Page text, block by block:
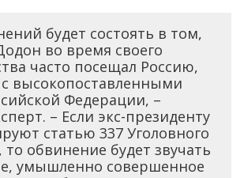
будет состоять в том,
во время своего
часто посещал Россию,
с высокопоставленными
Федерации, –
– Если экс-президенту
статью 337 Уголовного
то обвинение будет звучать
умышленно совершенное